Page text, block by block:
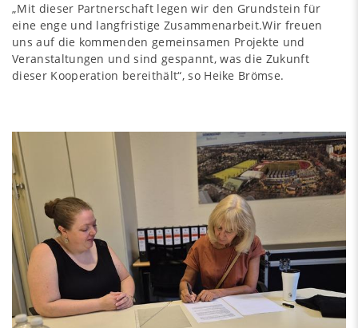
„Mit dieser Partnerschaft legen wir den Grundstein für
eine enge und langfristige Zusammenarbeit.Wir freuen
uns auf die kommenden gemeinsamen Projekte und
Veranstaltungen und sind gespannt, was die Zukunft
dieser Kooperation bereithält“, so Heike Brömse.